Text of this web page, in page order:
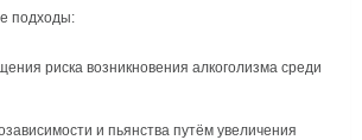
подходы:
риска возникновения алкоголизма среди
и пьянства путём увеличения